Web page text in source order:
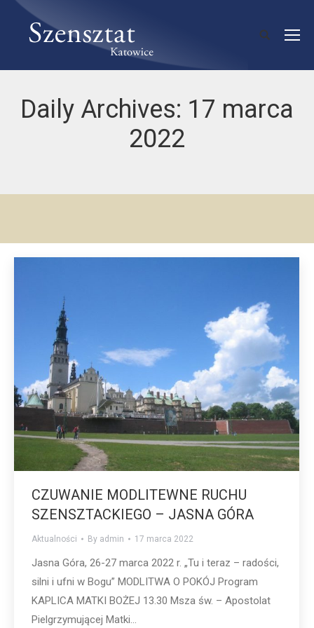
Daily Archives: 17 marca
2022
CZUWANIE MODLITEWNE RUCHU
SZENSZTACKIEGO – JASNA GÓRA
Aktualności By admin 17 marca 2022
Jasna Góra, 26-27 marca 2022 r. „Tu i teraz – radości,
silni i ufni w Bogu” MODLITWA O POKÓJ Program
KAPLICA MATKI BOŻEJ 13.30 Msza św. – Apostolat
Pielgrzymującej Matki…